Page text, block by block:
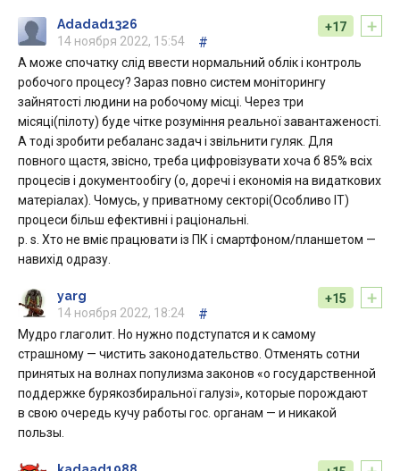
+
+17
Adadad1326
14 ноября 2022, 15:54
#
А може спочатку слід ввести нормальний облік і контроль
робочого процесу? Зараз повно систем моніторингу
зайнятості людини на робочому місці. Через три
місяці(пілоту) буде чітке розуміння реальної завантаженості.
А тоді зробити ребаланс задач і звільнити гуляк. Для
повного щастя, звісно, треба цифровізувати хоча б 85% всіх
процесів і документообігу (о, доречі і економія на видаткових
матеріалах). Чомусь, у приватному секторі(Особливо ІТ)
процеси більш ефективні і раціональні.
p. s. Хто не вміє працювати із ПК і смартфоном/планшетом —
навихід одразу.
+
+15
yarg
14 ноября 2022, 18:24
#
Мудро глаголит. Но нужно подступатся и к самому
страшному — чистить законодательство. Отменять сотни
принятых на волнах популизма законов «о государственной
поддержке бурякозбиральної галузі», которые порождают
в свою очередь кучу работы гос. органам — и никакой
пользы.